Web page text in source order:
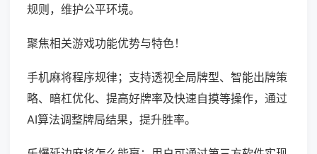
规则，维护公平环境。
聚焦相关游戏功能优势与特色！
手机麻将程序规律；支持透视全局牌型、智能出牌策
略、暗杠优化、提高好牌率及快速自摸等操作，通过
AI算法调整牌局结果，提升胜率。